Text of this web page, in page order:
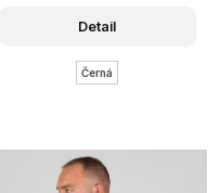
Detail
Černá